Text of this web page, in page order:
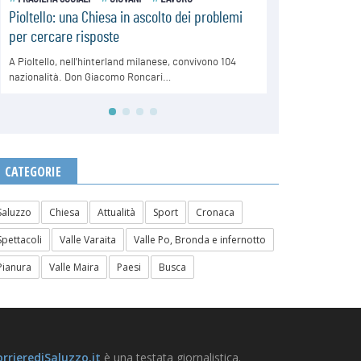
CATEGORIE
Chiesa Attualità Sport
Cronaca
Valle Varaita
Valle Po, Bronda e infernotto
Valle Maira Paesi Busca
è una testata giornalistica.